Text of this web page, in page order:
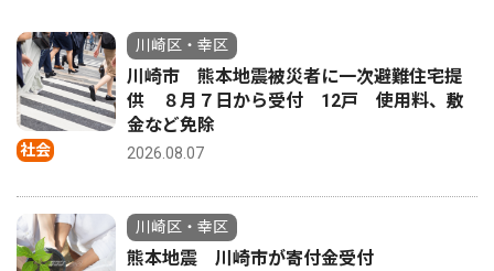
社会
川崎区・幸区
川崎市 熊本地震被災者に一次避難住宅提
供 ８月７日から受付 12戸 使用料、敷
金など免除
2026.08.07
川崎区・幸区
熊本地震 川崎市が寄付金受付